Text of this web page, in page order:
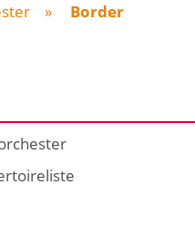
» Border